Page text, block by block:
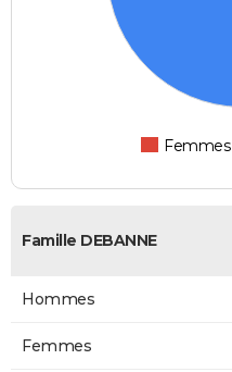
Femmes
Famille DEBANNE
Hommes
Femmes